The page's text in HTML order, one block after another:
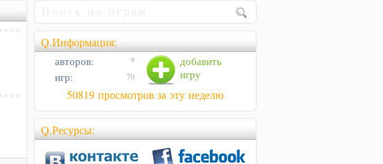
Q.Информация:
добавить
игру
авторов: 9
игр: 70
50819 просмотров за эту неделю
Q.Ресурсы: